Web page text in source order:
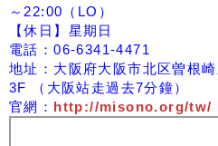
～22:00（LO）
【休日】星期日
電話：06-6341-4471
地址：大阪府大阪市北区曽根
3F （大阪站走過去7分鐘）
官網： http://misono.org/tw/